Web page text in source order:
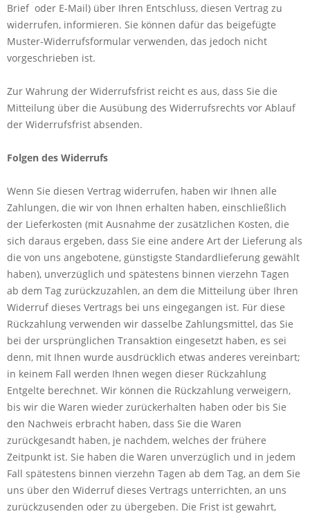
Brief oder E-Mail) über Ihren Entschluss, diesen Vertrag zu
widerrufen, informieren. Sie können dafür das beigefügte
Muster-Widerrufsformular verwenden, das jedoch nicht
vorgeschrieben ist.
Zur Wahrung der Widerrufsfrist reicht es aus, dass Sie die
Mitteilung über die Ausübung des Widerrufsrechts vor Ablauf
der Widerrufsfrist absenden.
Folgen des Widerrufs
Wenn Sie diesen Vertrag widerrufen, haben wir Ihnen alle
Zahlungen, die wir von Ihnen erhalten haben, einschließlich
der Lieferkosten (mit Ausnahme der zusätzlichen Kosten, die
sich daraus ergeben, dass Sie eine andere Art der Lieferung als
die von uns angebotene, günstigste Standardlieferung gewählt
haben), unverzüglich und spätestens binnen vierzehn Tagen
ab dem Tag zurückzuzahlen, an dem die Mitteilung über Ihren
Widerruf dieses Vertrags bei uns eingegangen ist. Für diese
Rückzahlung verwenden wir dasselbe Zahlungsmittel, das Sie
bei der ursprünglichen Transaktion eingesetzt haben, es sei
denn, mit Ihnen wurde ausdrücklich etwas anderes vereinbart;
in keinem Fall werden Ihnen wegen dieser Rückzahlung
Entgelte berechnet. Wir können die Rückzahlung verweigern,
bis wir die Waren wieder zurückerhalten haben oder bis Sie
den Nachweis erbracht haben, dass Sie die Waren
zurückgesandt haben, je nachdem, welches der frühere
Zeitpunkt ist. Sie haben die Waren unverzüglich und in jedem
Fall spätestens binnen vierzehn Tagen ab dem Tag, an dem Sie
uns über den Widerruf dieses Vertrags unterrichten, an uns
zurückzusenden oder zu übergeben. Die Frist ist gewahrt,